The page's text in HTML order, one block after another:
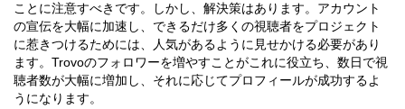
ことに注意すべきです。しかし、解決策はあります。アカウント
の宣伝を大幅に加速し、できるだけ多くの視聴者をプロジェクト
に惹きつけるためには、人気があるように見せかける必要があり
ます。Trovoのフォロワーを増やすことがこれに役立ち、数日で視
聴者数が大幅に増加し、それに応じてプロフィールが成功するよ
うになります。